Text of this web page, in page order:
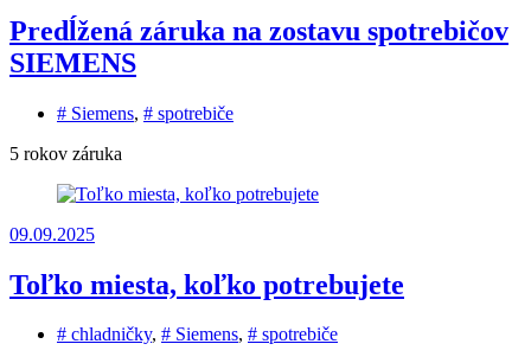
Predĺžená záruka na zostavu spotrebičov
SIEMENS
# Siemens, # spotrebiče
5 rokov záruka
09.09.2025
Toľko miesta, koľko potrebujete
# chladničky, # Siemens, # spotrebiče